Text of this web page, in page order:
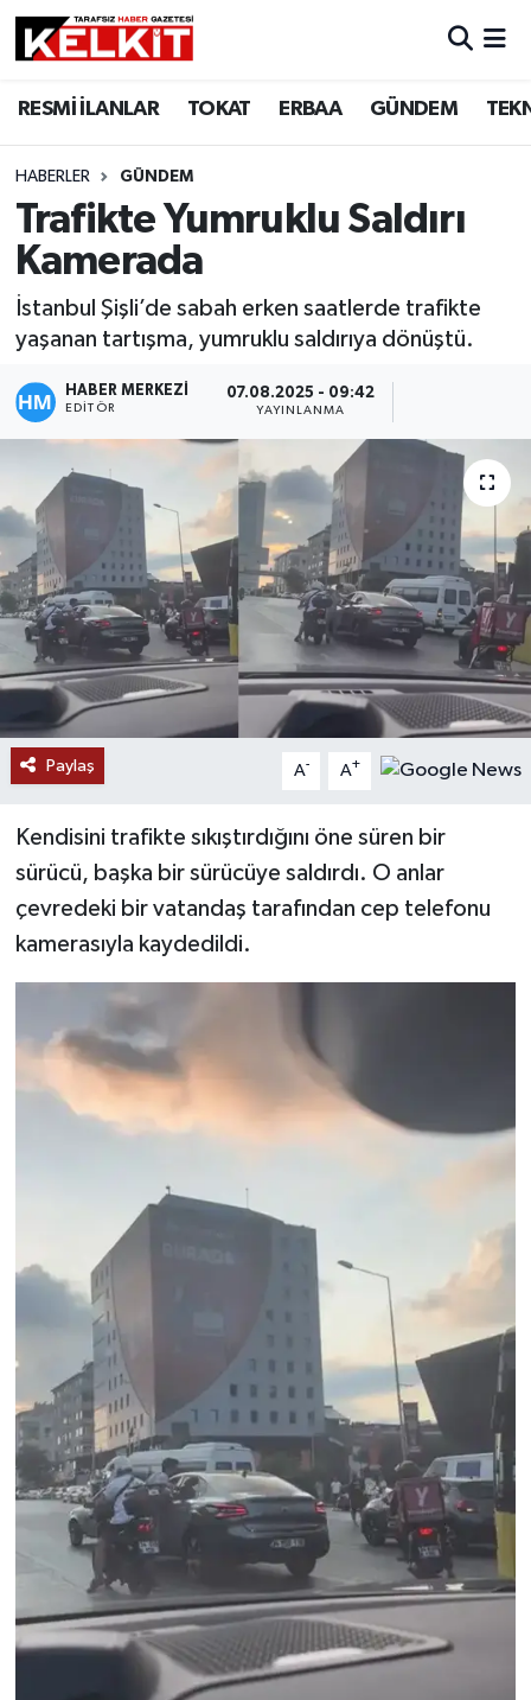
RESMİ İLANLAR TOKAT ERBAA GÜNDEM
HABERLER GÜNDEM
Trafikte Yumruklu Saldırı
Kamerada
İstanbul Şişli’de sabah erken saatlerde trafikte
yaşanan tartışma, yumruklu saldırıya dönüştü.
HABER MERKEZİ
EDITÖR
07.08.2025 - 09:42
YAYINLANMA
Paylaş A- A+
Kendisini trafikte sıkıştırdığını öne süren bir
sürücü, başka bir sürücüye saldırdı. O anlar
çevredeki bir vatandaş tarafından cep telefonu
kamerasıyla kaydedildi.